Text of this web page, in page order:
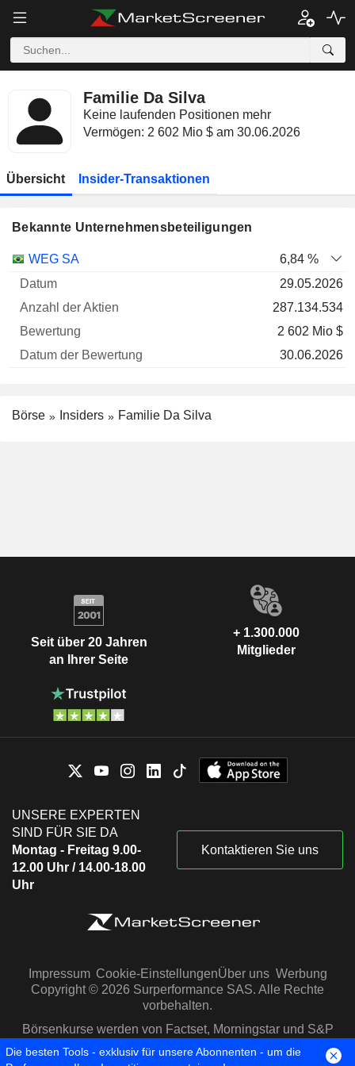
Familie Da Silva
Keine laufenden Positionen mehr
Vermögen: 2 602 Mio $ am 30.06.2026
Übersicht Insider-Transaktionen
Bekannte Unternehmensbeteiligungen
Unternehmen
Bewertung
WEG SA
6,84 %
29.05.2026
287.134.534
2 602 Mio $
30.06.2026
Börse Insiders Familie Da Silva
Seit über 20 Jahren
an Ihrer Seite
+ 1.300.000
Mitglieder
UNSERE EXPERTEN
SIND FÜR SIE DA
Montag - Freitag 9.00-
12.00 Uhr / 14.00-18.00
Uhr
Kontaktieren Sie uns
Impressum Cookie-EinstellungenÜber uns Werbung
Copyright © 2026 Surperformance SAS. Alle Rechte
vorbehalten.
Börsenkurse werden von Factset, Morningstar und S&P
Capital IQ zur Verfügung gestellt
Die besten Tools - exklusiv für unsere Abonnenten - um die